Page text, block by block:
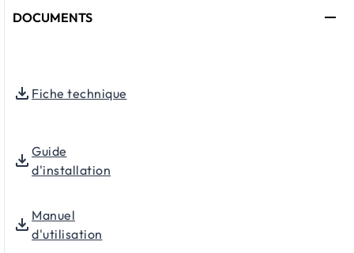
DOCUMENTS
Fiche technique
Guide
d'installation
Manuel
d'utilisation